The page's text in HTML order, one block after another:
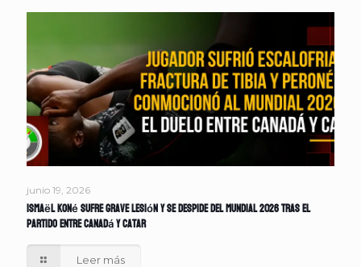
junio 19, 2026
Ismaël Koné sufre grave lesión y se despide del Mundial 2026 tras el
partido entre Canadá y Catar
Leer más